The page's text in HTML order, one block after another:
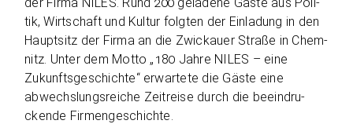
tik, Wirt­schaft und Kul­tur folg­ten der Ein­la­dung in den
Haupt­sitz der Firma an die Zwi­ckauer Straße in Chem­
nitz. Unter dem Motto „180 Jahre NILES – eine
Zukunfts­ge­schichte“ erwar­tete die Gäste eine
abwechs­lungs­rei­che Zeit­reise durch die beein­dru­
ckende Firmengeschichte.